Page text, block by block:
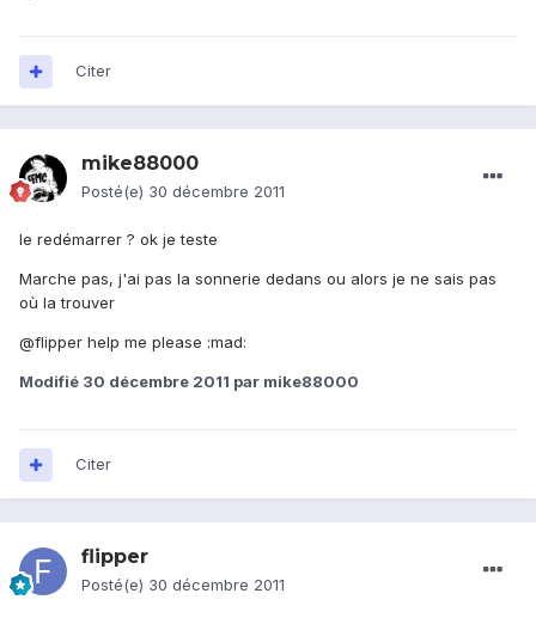
Citer
mike88000
Posté(e) 30 décembre 2011
le redémarrer ? ok je teste
Marche pas, j'ai pas la sonnerie dedans ou alors je ne sais pas
où la trouver
@flipper help me please :mad:
Modifié 30 décembre 2011 par mike88000
Citer
flipper
Posté(e) 30 décembre 2011